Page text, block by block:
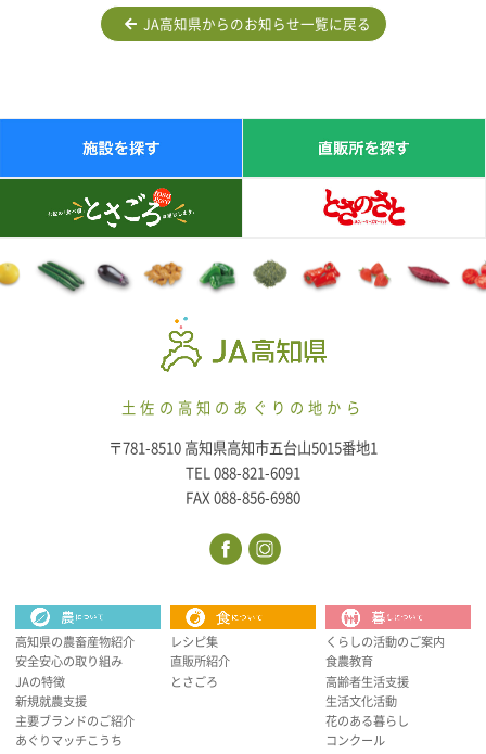
JA高知県からのお知らせ一覧に戻る
土佐の高知のあぐりの地から
〒781-8510 高知県高知市五台山5015番地1
TEL 088-821-6091
FAX 088-856-6980
高知県の農畜産物紹介
安全安心の取り組み
JAの特徴
新規就農支援
主要ブランドのご紹介
あぐりマッチこうち
レシピ集
直販所紹介
とさごろ
くらしの活動のご案内
食農教育
高齢者生活支援
生活文化活動
花のある暮らし
コンクール